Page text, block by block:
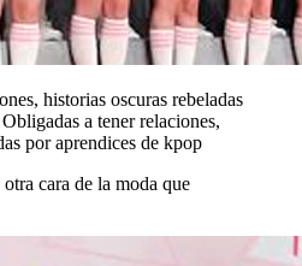
historias oscuras rebeladas
Obligadas a tener relaciones,
por aprendices de kpop
cara de la moda que